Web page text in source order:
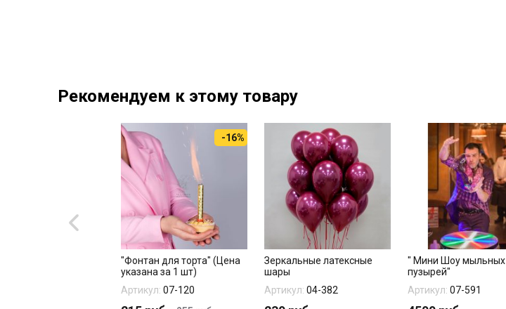
Рекомендуем к этому товару
-16%
"Фонтан для торта" (Цена
указана за 1 шт)
Артикул: 07-120
Зеркальные латексные
шары
Артикул: 04-382
" Мини Шоу мыльных
пузырей"
Артикул: 07-591